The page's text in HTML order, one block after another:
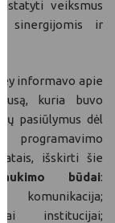
veiksmus
sinergijomis ir
informavo apie
kuria buvo
pasiūlymus dėl
programavimo
išskirti šie
būdai:
komunikacija;
institucijai;